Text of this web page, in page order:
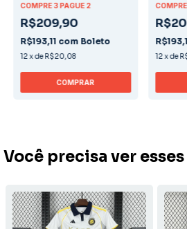
COMPRE 3 PAGUE 2
R$209,90
R$193,11 com Boleto
12xde R$20,08
COMPRAR
12xde
Você precisa ver